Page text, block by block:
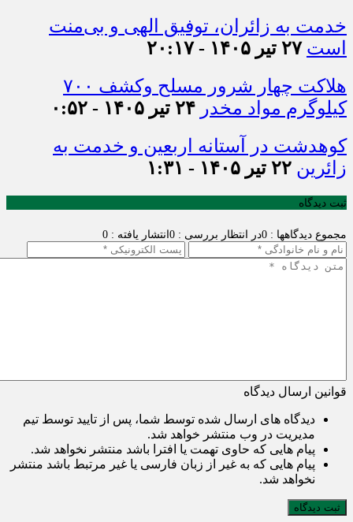
خدمت به زائران، توفیق الهی و بی‌منت
است ۲۷ تیر ۱۴۰۵ - ۲۰:۱۷
هلاکت چهار شرور مسلح وکشف ۷۰۰
کیلوگرم مواد مخدر ۲۴ تیر ۱۴۰۵ - ۰:۵۲
کوهدشت در آستانه اربعین و خدمت‌ به
زائرین ۲۲ تیر ۱۴۰۵ - ۱:۳۱
ثبت دیدگاه
مجموع دیدگاهها : 0 در انتظار بررسی : 0 انتشار یافته : 0
قوانین ارسال دیدگاه
دیدگاه های ارسال شده توسط شما، پس از تایید توسط تیم
مدیریت در وب منتشر خواهد شد.
پیام هایی که حاوی تهمت یا افترا باشد منتشر نخواهد شد.
پیام هایی که به غیر از زبان فارسی یا غیر مرتبط باشد منتشر
نخواهد شد.
ثبت دیدگاه